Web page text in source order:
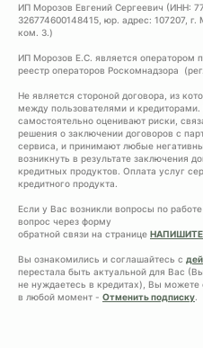
ИП Морозов Евгений Сергеевич (ИНН:
326774600148415, юр. адрес: 107207,
ком. 3.)
ИП Морозов Е.С. является оператором
реестр операторов Роскомнадзора
Не является стороной договора, из
между пользователями и кредиторами.
самостоятельно оценивают риски,
решения о заключении договоров с
сервиса, и принимают любые
возникнуть в результате заключения
кредитных продуктов. Оплата услуг
кредитного продукта.
Если у Вас возникли вопросы по
вопрос через форму
обратной связи на странице
Вы ознакомились и соглашайтесь с
перестала быть актуальной для Вас
не нуждаетесь в кредитах), Вы можете
в любой момент - Отменить подписку.